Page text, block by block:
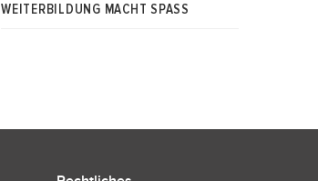
WEITERBILDUNG MACHT SPASS